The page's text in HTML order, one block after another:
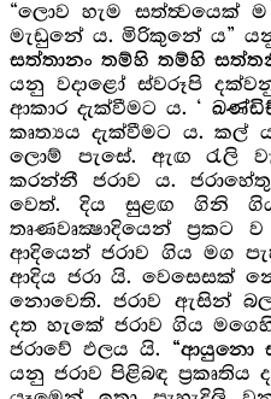
“ලොව හැම සත්ත්‍වයෙක්
මැඩුනේ ය. මිරිකුනේ ය”
සත්තානං තම්හි තම්හි
යනු වදාළෝ ස්වරූපි
ආකාර දැක්වීමට ය. ‘
කෘත්‍යය දැක්වීමට ය. කල්
ලොම් පැසේ. ඇඟ රැලි
කරන්නී ජරාව ය.
වෙත්. දිය සුළඟ ගිනි
තෘණවෘක්‍ෂාදියෙන්
ආදියෙන් ජරාව ගිය මග
ආදිය ජරා යි. වෙසෙසක්
නොවෙති. ජරාව ඇසින්
දත හැකේ ජරාව ගිය
ජරාවේ ඵලය යි.
“ආයුනො
යනු ජරාව පිළිබඳ